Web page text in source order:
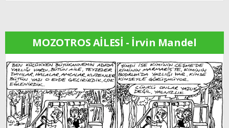
MOZOTROS AİLESİ - İrvin Mandel